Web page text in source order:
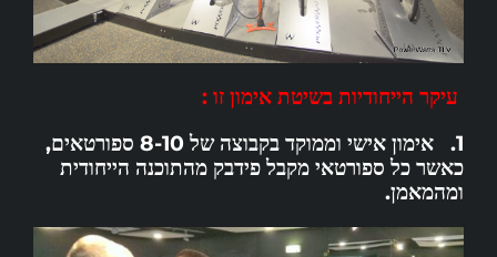
עיקר הייחודיות בשיטת אימון זו :
1. אימון אישי וממוקד בקבוצה של 8-10 ספורטאים,
כאשר כל ספורטאי מקבל פידבק מהתוכנה הייחודית
ומהמאמן.